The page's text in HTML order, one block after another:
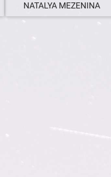
NATALYA MEZENINA